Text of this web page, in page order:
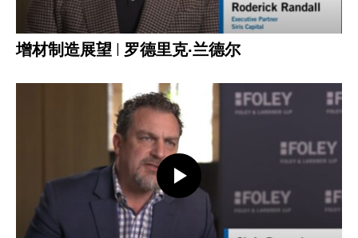
增材制造展望 | 罗德里克·兰德尔
打开视频